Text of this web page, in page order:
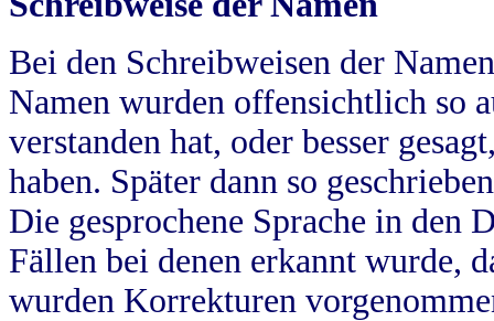
Bei den Schreibweisen der
Namen wurden offensichtlich so
verstanden hat, oder besser
haben. Später dann so
Die gesprochene Sprache in
Fällen bei denen erkannt wurde,
wurden Korrekturen